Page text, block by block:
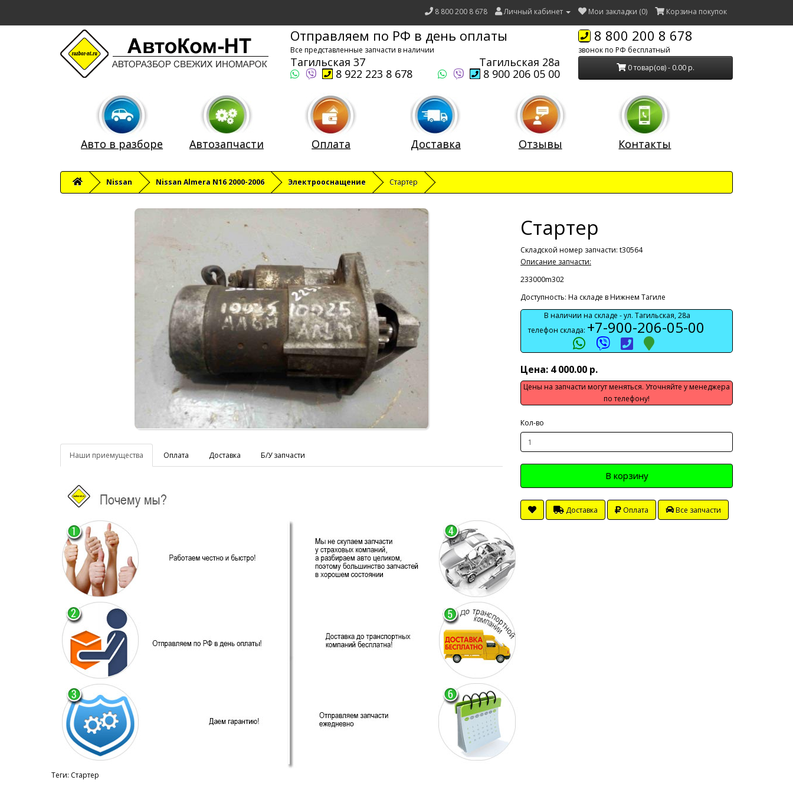
8 800 200 8 678 Личный кабинет Мои закладки (0) Корзина покупок
Отправляем по РФ в день оплаты
Все представленные запчасти в наличии
Тагильская 37
Тагильская 28а
8 922 223 8 678
8 900 206 05 00
8 800 200 8 678
звонок по РФ бесплатный
0 товар(ов) - 0.00 р.
Авто в разборе Автозапчасти Оплата Доставка Отзывы Контакты
Nissan Nissan Almera N16 2000-2006 Электрооснащение Стартер
Наши приемущества Оплата Доставка Б/У запчасти
Стартер
Складской номер запчасти: t30564
Описание запчасти:
233000m302
Доступность: На складе в Нижнем Тагиле
В наличии на складе -ул. Тагильская, 28а
телефон склада: +7-900-206-05-00
Цена: 4 000.00 р.
Цены на запчасти могут меняться. Уточняйте у менеджера
по телефону!
Кол-во
В корзину
Доставка Оплата Все запчасти
Теги: Стартер